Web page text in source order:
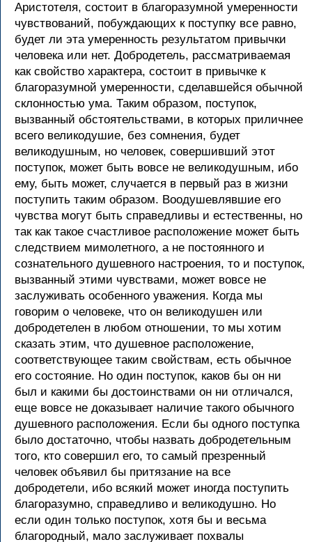
Аристотеля, состоит в благоразумной умеренности
чувствований, побуждающих к поступку все равно,
будет ли эта умеренность результатом привычки
человека или нет. Добродетель, рассматриваемая
как свойство характера, состоит в привычке к
благоразумной умеренности, сделавшейся обычной
склонностью ума. Таким образом, поступок,
вызванный обстоятельствами, в которых приличнее
всего великодушие, без сомнения, будет
великодушным, но человек, совершивший этот
поступок, может быть вовсе не великодушным, ибо
ему, быть может, случается в первый раз в жизни
поступить таким образом. Воодушевлявшие его
чувства могут быть справедливы и естественны, но
так как такое счастливое расположение может быть
следствием мимолетного, а не постоянного и
сознательного душевного настроения, то и поступок,
вызванный этими чувствами, может вовсе не
заслуживать особенного уважения. Когда мы
говорим о человеке, что он великодушен или
добродетелен в любом отношении, то мы хотим
сказать этим, что душевное расположение,
соответствующее таким свойствам, есть обычное
его состояние. Но один поступок, каков бы он ни
был и какими бы достоинствами он ни отличался,
еще вовсе не доказывает наличие такого обычного
душевного расположения. Если бы одного поступка
было достаточно, чтобы назвать добродетельным
того, кто совершил его, то самый презренный
человек объявил бы притязание на все
добродетели, ибо всякий может иногда поступить
благоразумно, справедливо и великодушно. Но
если один только поступок, хотя бы и весьма
благородный, мало заслуживает похвалы